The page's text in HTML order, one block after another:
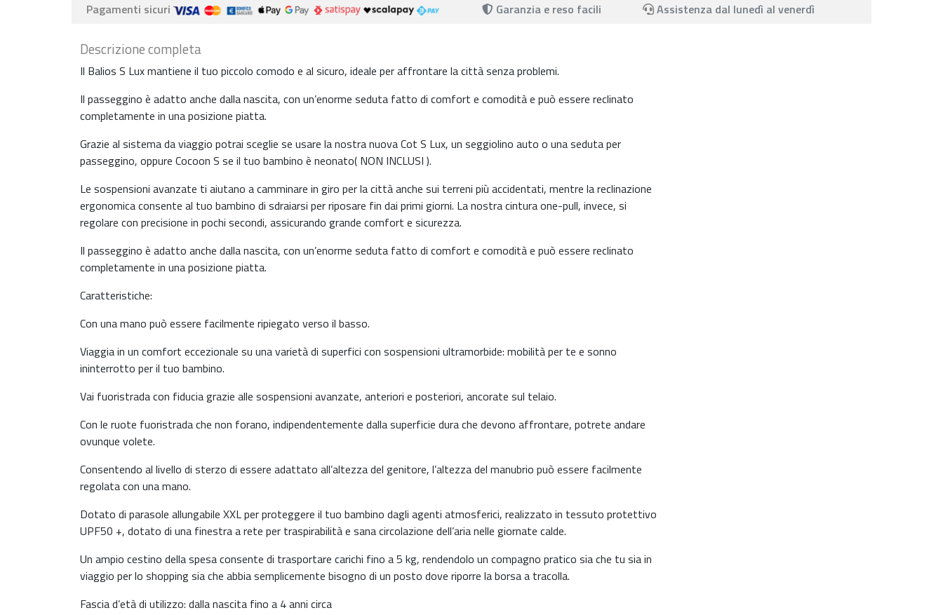
Pagamenti sicuri Garanzia e reso facili Assistenza dal lunedì al venerdì
Descrizione completa
Il Balios S Lux mantiene il tuo piccolo comodo e al sicuro, ideale per affrontare la città senza problemi.
Il passeggino è adatto anche dalla nascita, con un’enorme seduta fatto di comfort e comodità e può essere reclinato
completamente in una posizione piatta.
Grazie al sistema da viaggio potrai sceglie se usare la nostra nuova Cot S Lux, un seggiolino auto o una seduta per
passeggino, oppure Cocoon S se il tuo bambino è neonato( NON INCLUSI ).
Le sospensioni avanzate ti aiutano a camminare in giro per la città anche sui terreni più accidentati, mentre la reclinazione
ergonomica consente al tuo bambino di sdraiarsi per riposare fin dai primi giorni. La nostra cintura one-pull, invece, si
regolare con precisione in pochi secondi, assicurando grande comfort e sicurezza.
Il passeggino è adatto anche dalla nascita, con un’enorme seduta fatto di comfort e comodità e può essere reclinato
completamente in una posizione piatta.
Caratteristiche:
Con una mano può essere facilmente ripiegato verso il basso.
Viaggia in un comfort eccezionale su una varietà di superfici con sospensioni ultramorbide: mobilità per te e sonno
ininterrotto per il tuo bambino.
Vai fuoristrada con fiducia grazie alle sospensioni avanzate, anteriori e posteriori, ancorate sul telaio.
Con le ruote fuoristrada che non forano, indipendentemente dalla superficie dura che devono affrontare, potrete andare
ovunque volete.
Consentendo al livello di sterzo di essere adattato all’altezza del genitore, l’altezza del manubrio può essere facilmente
regolata con una mano.
Dotato di parasole allungabile XXL per proteggere il tuo bambino dagli agenti atmosferici, realizzato in tessuto protettivo
UPF50 +, dotato di una finestra a rete per traspirabilità e sana circolazione dell’aria nelle giornate calde.
Un ampio cestino della spesa consente di trasportare carichi fino a 5 kg, rendendolo un compagno pratico sia che tu sia in
viaggio per lo shopping sia che abbia semplicemente bisogno di un posto dove riporre la borsa a tracolla.
Fascia d’età di utilizzo: dalla nascita fino a 4 anni circa